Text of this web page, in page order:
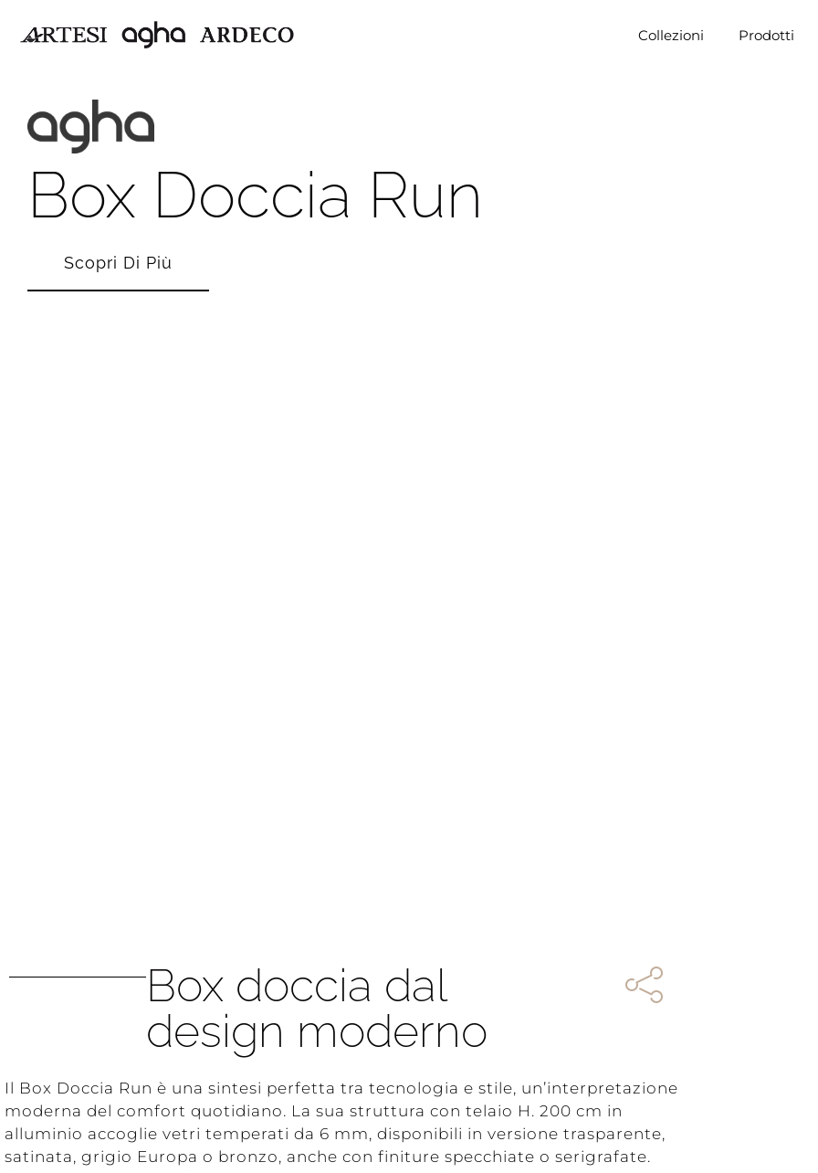
Collezioni Prodotti
Box Doccia Run
Scopri Di Più
Box doccia dal
design moderno
Il Box Doccia Run è una sintesi perfetta tra tecnologia e stile, un’interpretazione
moderna del comfort quotidiano. La sua struttura con telaio H. 200 cm in
alluminio accoglie vetri temperati da 6 mm, disponibili in versione trasparente,
satinata, grigio Europa o bronzo, anche con finiture specchiate o serigrafate.